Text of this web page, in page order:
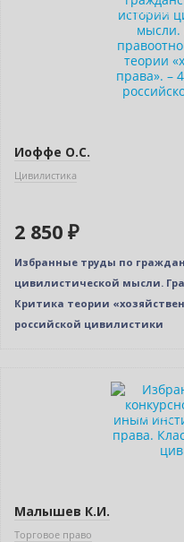
Индивидуальный подход
Иоффе О.С.
Цивилистика
2 850 ₽
Избранные труды по
цивилистической мысли.
Критика теории
российской цивилистики
Индивидуальный подход
Малышев К.И.
Торговое право